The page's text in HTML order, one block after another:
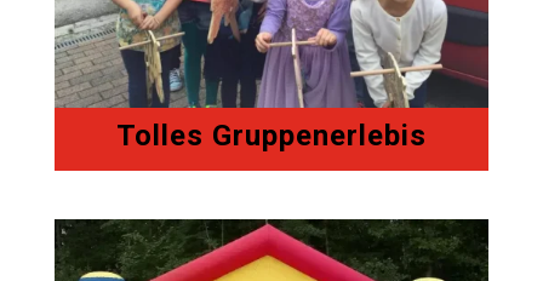
Tolles Gruppenerlebis